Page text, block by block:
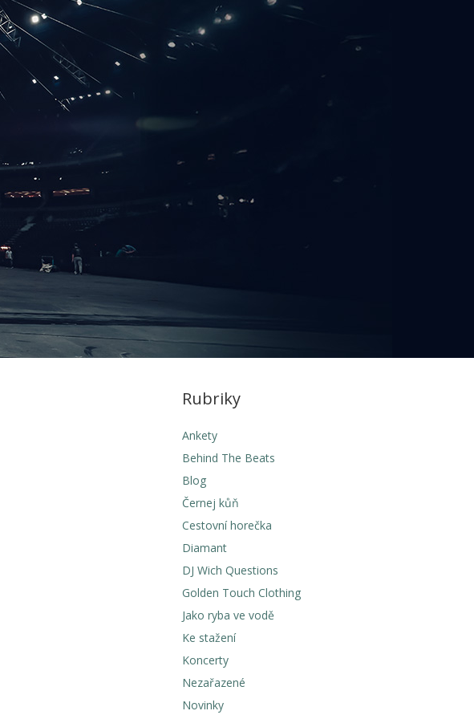
Rubriky
Ankety
Behind The Beats
Blog
Černej kůň
Cestovní horečka
Diamant
DJ Wich Questions
Golden Touch Clothing
Jako ryba ve vodě
Ke stažení
Koncerty
Nezařazené
Novinky